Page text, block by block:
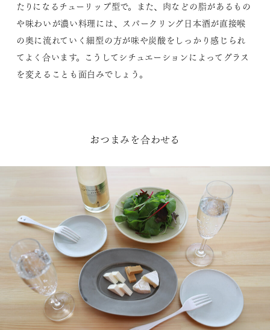
たりになるチューリップ型で。また、肉などの脂があるもの
や味わいが濃い料理には、スパークリング日本酒が直接喉
の奥に流れていく細型の方が味や炭酸をしっかり感じられ
てよく合います。こうしてシチュエーションによってグラス
を変えることも面白みでしょう。
おつまみを合わせる